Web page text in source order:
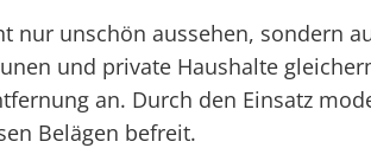
nur unschön aussehen, sondern
und private Haushalte
an. Durch den Einsatz
Belägen befreit.